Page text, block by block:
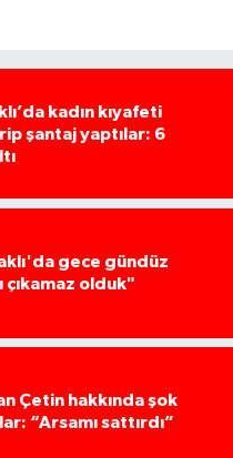
kadın kıyafeti
şantaj yaptılar: 6
gece gündüz
çıkamaz olduk"
Çetin hakkında şok
“Arsamı sattırdı”